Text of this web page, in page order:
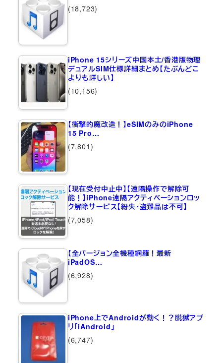
(18,723)
iPhone 15シリーズ中国本土/香港版物理
デュアルSIM仕様詳細まとめ【たぶんどこ
よりも詳しい】
(10,156)
【衝撃的魔改造！】eSIMのみのiPhone
15 Pro…
(7,801)
【現在受付中止中】【遠隔操作で解除可
能！】iPhone遠隔アクティベーションロッ
ク解除サービス【紛失・盗難品は不可】
(7,058)
【全バージョン全機種網羅！最新
iPadOS…
(6,928)
iPhone上でAndroidが動く！？脱獄アプ
リ「iAndroid」
(6,747)